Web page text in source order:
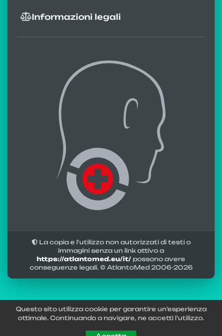
Informazioni legali
La copia e l'utilizzo non autorizzati di testi o
immagini senza un link attivo a
https://atlantomed.eu/it/ possono avere
conseguenze legali. © AtlantoMed 2006-2026
Questo sito utilizza cookie per garantire un’esperienza
ottimale. Continuando a navigare, ne accetti l’utilizzo.